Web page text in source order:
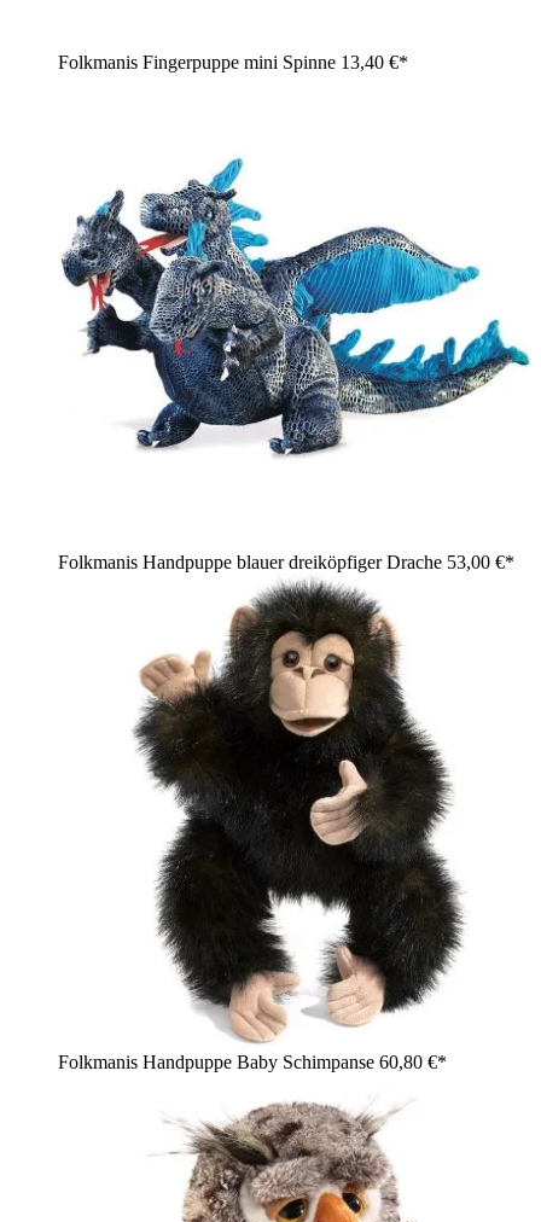
Folkmanis Fingerpuppe mini Spinne 13,40 €*
Folkmanis Handpuppe blauer dreiköpfiger Drache 53,00 €*
Folkmanis Handpuppe Baby Schimpanse 60,80 €*